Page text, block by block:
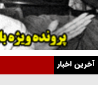
گفت‌وگو با خواهر یکی از
اهل خدمت بی‌منت بود
جزئیات شکنجه‌هایم فراتر از
آخرین اخبار